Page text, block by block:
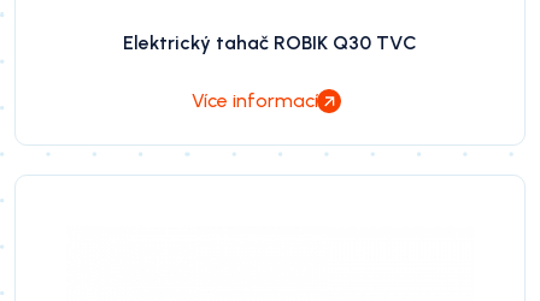
Elektrický tahač ROBIK Q30 TVC
Více informací